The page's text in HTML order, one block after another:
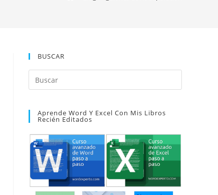
BUSCAR
Escape
Aprende Word Y Excel Con Mis Libros
Recién Editados